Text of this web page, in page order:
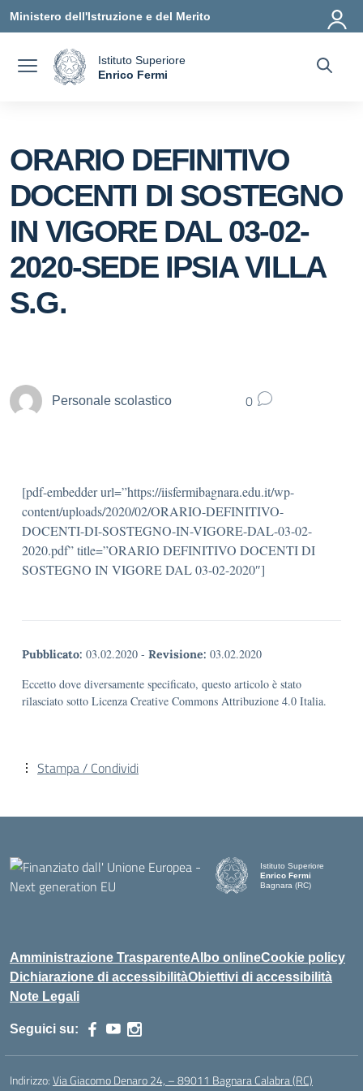
Vai ai contenuti
Vai al menu di navigazione
Vai al footer
Ministero dell'Istruzione e del Merito
Istituto Superiore
Enrico Fermi
ORARIO DEFINITIVO
DOCENTI DI SOSTEGNO
IN VIGORE DAL 03-02-
2020-SEDE IPSIA VILLA
S.G.
Personale scolastico 0
[pdf-embedder url=”https://iisfermibagnara.edu.it/wp-
content/uploads/2020/02/ORARIO-DEFINITIVO-
DOCENTI-DI-SOSTEGNO-IN-VIGORE-DAL-03-02-
2020.pdf” title=”ORARIO DEFINITIVO DOCENTI DI
SOSTEGNO IN VIGORE DAL 03-02-2020″]
Pubblicato: 03.02.2020 - Revisione: 03.02.2020
Eccetto dove diversamente specificato, questo articolo è stato
rilasciato sotto Licenza Creative Commons Attribuzione 4.0 Italia.
Stampa / Condividi
Istituto Superiore
Enrico Fermi
Bagnara (RC)
Amministrazione TrasparenteAlbo onlineCookie policy
Dichiarazione di accessibilitàObiettivi di accessibilità
Note Legali
Seguici su:
Indirizzo:Via Giacomo Denaro 24, – 89011 Bagnara Calabra (RC)